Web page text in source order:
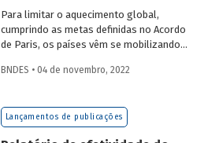
Para limitar o aquecimento global,
cumprindo as metas definidas no Acordo
de Paris, os países vêm se mobilizando
emissões de gases de efeito estufa. Com
carbono até 2050, é preciso avançar na
substituição de fontes fósseis, na busca
BNDES • 04 de novembro, 2022
Lançamentos de publicações